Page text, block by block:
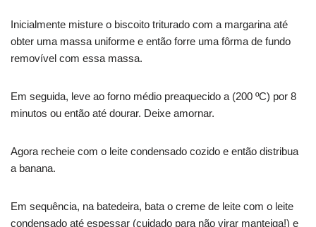
Inicialmente misture o biscoito triturado com a margarina até
obter uma massa uniforme e então forre uma fôrma de fundo
removível com essa massa.
Em seguida, leve ao forno médio preaquecido a (200 ºC) por 8
minutos ou então até dourar. Deixe amornar.
Agora recheie com o leite condensado cozido e então distribua
a banana.
Em sequência, na batedeira, bata o creme de leite com o leite
condensado até espessar (cuidado para não virar manteiga!) e